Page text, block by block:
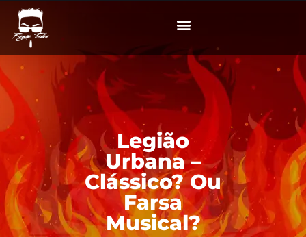
Legião
Urbana –
Clássico? Ou
Farsa
Musical?